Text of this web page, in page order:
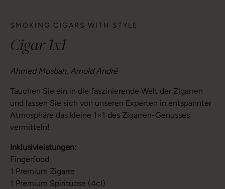
SMOKING CIGARS WITH STYLE
Cigar 1x1
Ahmed Mosbah, Arnold André
Tauchen Sie ein in die faszinierende Welt der Zigarren
und lassen Sie sich von unseren Experten in entspannter
Atmosphäre das kleine 1×1 des Zigarren-Genusses
vermitteln!
Inklusivleistungen:
Fingerfood
1 Premium Zigarre
1 Premium Spirituose (4cl)